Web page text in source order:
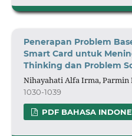
Penerapan Problem
Smart Card untuk
Thinking dan Problem
Nihayahati Alfa Irma, Parmin
1030-1039
PDF BAHASA